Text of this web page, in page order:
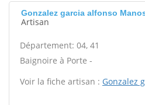
Gonzalez garcia alfonso
Artisan
Département: 04, 41
Baignoire à Porte -
Voir la fiche artisan : Gonzalez